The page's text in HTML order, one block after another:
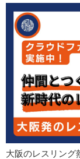
大阪のレスリン